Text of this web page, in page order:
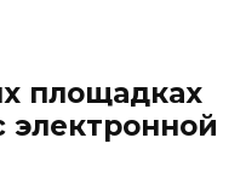
площадках
электронной